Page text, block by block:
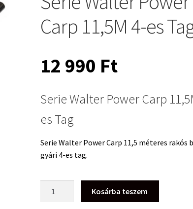
Carp 11,5M 4-es
12 990 Ft
Serie Walter Power Carp
es Tag
Serie Walter Power Carp 11,5 méteres rakós
gyári 4-es tag.
Kosárba teszem